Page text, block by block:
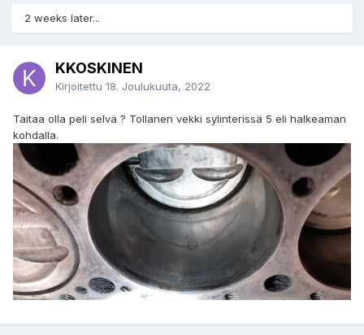
2 weeks later...
KKOSKINEN
Kirjoitettu 18. Joulukuuta, 2022
Taitaa olla peli selvä ? Tollanen vekki sylinterissä 5 eli halkeaman
kohdalla.